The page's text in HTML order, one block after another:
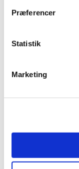
Præferencer
Statistik
Marketing
2011 (13)
september (2)
juli (1)
maj (2)